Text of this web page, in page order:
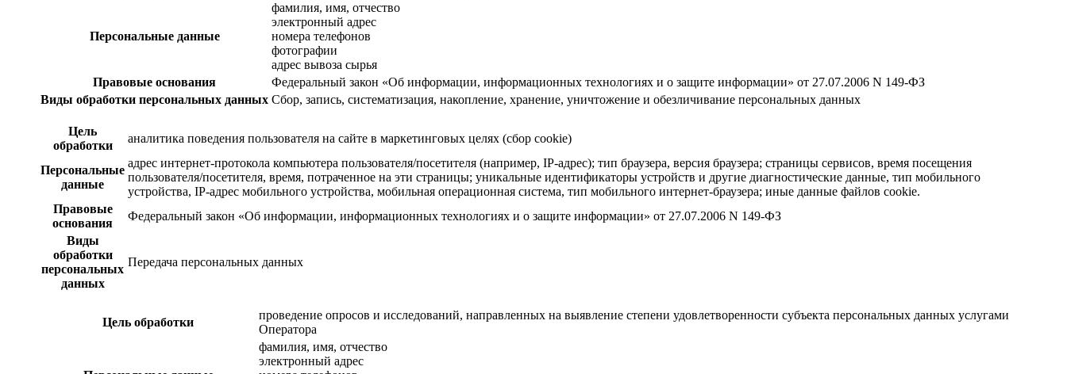
Персональные данные
фамилия, имя, отчество
электронный адрес
номера телефонов
фотографии
адрес вывоза сырья
Правовые основания
Федеральный закон «Об информации, информационных технологиях и о защите информации» от 27.07.2006 N 149-ФЗ
Виды обработки персональных данных Сбор, запись, систематизация, накопление, хранение, уничтожение и обезличивание персональных данных
Цель
обработки
аналитика поведения пользователя на сайте в маркетинговых целях (сбор cookie)
Персональные
данные
адрес интернет-протокола компьютера пользователя/посетителя (например, IP-адрес); тип браузера, версия браузера; страницы сервисов, время посещения
пользователя/посетителя, время, потраченное на эти страницы; уникальные идентификаторы устройств и другие диагностические данные, тип мобильного
устройства, IP-адрес мобильного устройства, мобильная операционная система, тип мобильного интернет-браузера; иные данные файлов cookie.
Правовые
основания
Федеральный закон «Об информации, информационных технологиях и о защите информации» от 27.07.2006 N 149-ФЗ
Виды
обработки
персональных
данных
Передача персональных данных
Цель обработки
проведение опросов и исследований, направленных на выявление степени удовлетворенности субъекта персональных данных услугами
Оператора
фамилия, имя, отчество
электронный адрес